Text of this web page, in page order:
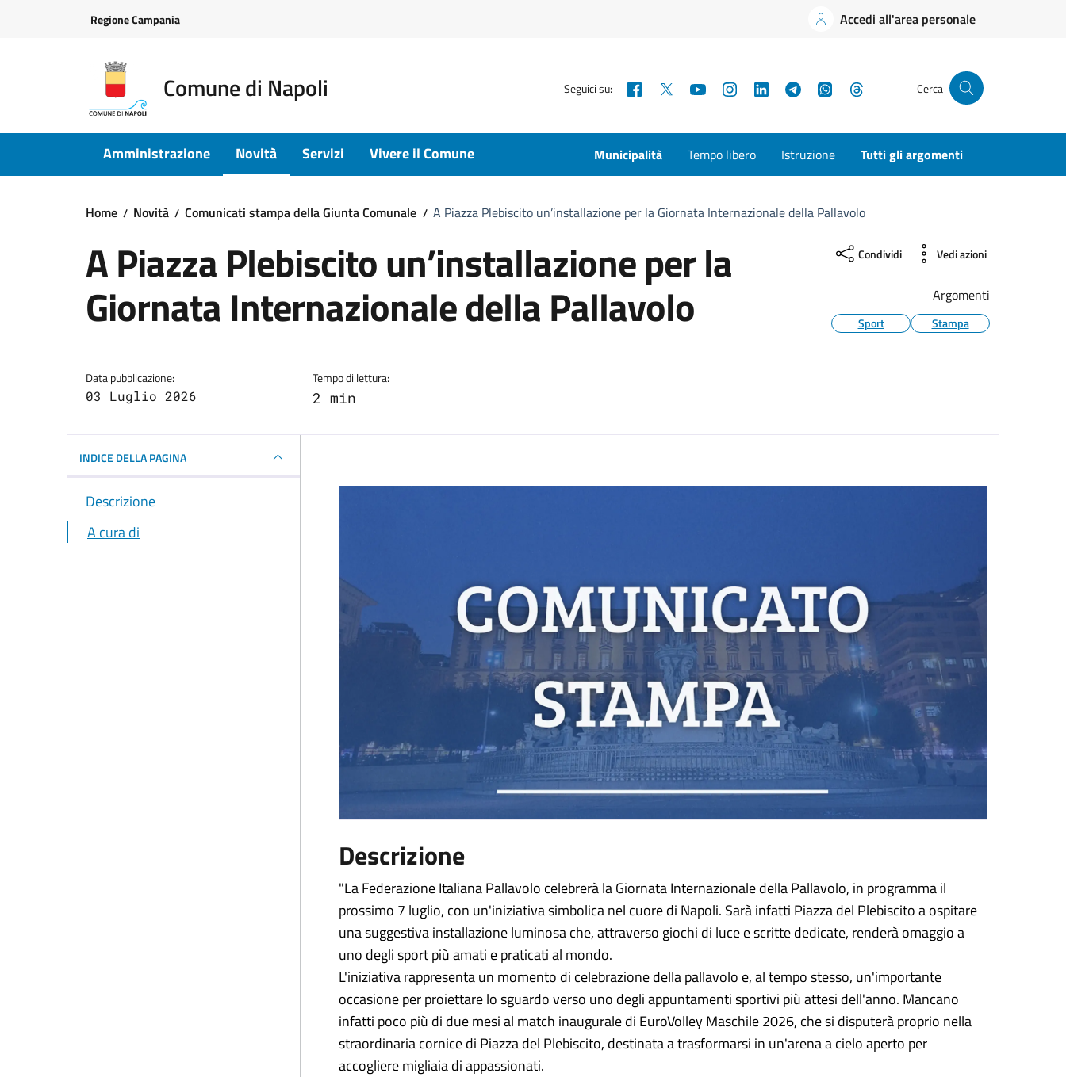
Regione Campania Accedi all'area personale
Comune di Napoli Seguici su: Facebook YouTubeInstagramLinkedInTelegramWhatsApp Cerca
Amministrazione Novità Servizi Vivere il Comune Municipalità Tempo libero Istruzione Tutti gli argomenti
Home Novità Comunicati stampa della Giunta Comunale A Piazza Plebiscito un’installazione per la Giornata Internazionale della Pallavolo
A Piazza Plebiscito un’installazione per la
Giornata Internazionale della Pallavolo
Data pubblicazione:
03 Luglio 2026
Tempo di lettura:
2 min
Condividi Vedi azioni
Argomenti
Sport Stampa
INDICE DELLA PAGINA
Descrizione
A cura di
Descrizione
"La Federazione Italiana Pallavolo celebrerà la Giornata Internazionale della Pallavolo, in programma il
prossimo 7 luglio, con un'iniziativa simbolica nel cuore di Napoli. Sarà infatti Piazza del Plebiscito a ospitare
una suggestiva installazione luminosa che, attraverso giochi di luce e scritte dedicate, renderà omaggio a
uno degli sport più amati e praticati al mondo.
L'iniziativa rappresenta un momento di celebrazione della pallavolo e, al tempo stesso, un'importante
occasione per proiettare lo sguardo verso uno degli appuntamenti sportivi più attesi dell'anno. Mancano
infatti poco più di due mesi al match inaugurale di EuroVolley Maschile 2026, che si disputerà proprio nella
straordinaria cornice di Piazza del Plebiscito, destinata a trasformarsi in un'arena a cielo aperto per
accogliere migliaia di appassionati.